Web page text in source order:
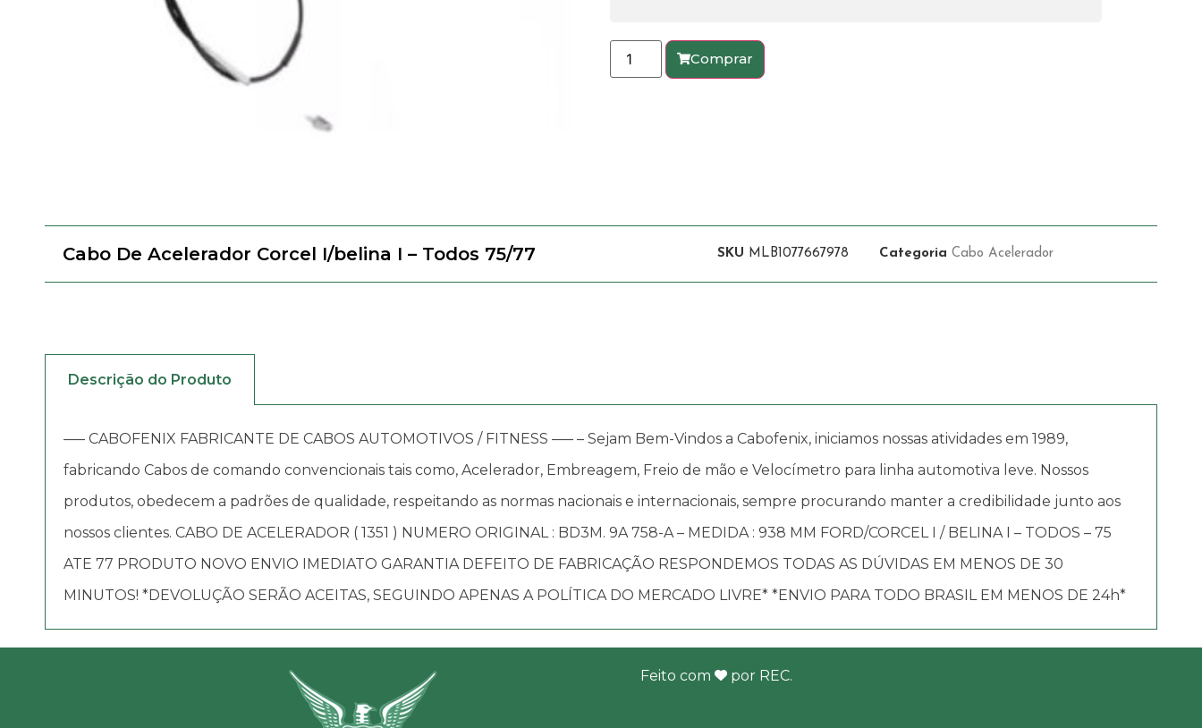
Comprar
Cabo De Acelerador Corcel I/belina I – Todos 75/77 SKU MLB1077667978 Categoria Cabo Acelerador
Descrição do Produto
—– CABOFENIX FABRICANTE DE CABOS AUTOMOTIVOS / FITNESS —– – Sejam Bem-Vindos a Cabofenix, iniciamos nossas atividades em 1989,
fabricando Cabos de comando convencionais tais como, Acelerador, Embreagem, Freio de mão e Velocímetro para linha automotiva leve. Nossos
produtos, obedecem a padrões de qualidade, respeitando as normas nacionais e internacionais, sempre procurando manter a credibilidade junto aos
nossos clientes. CABO DE ACELERADOR ( 1351 ) NUMERO ORIGINAL : BD3M. 9A 758-A – MEDIDA : 938 MM FORD/CORCEL I / BELINA I – TODOS – 75
ATE 77 PRODUTO NOVO ENVIO IMEDIATO GARANTIA DEFEITO DE FABRICAÇÃO RESPONDEMOS TODAS AS DÚVIDAS EM MENOS DE 30
MINUTOS! *DEVOLUÇÃO SERÃO ACEITAS, SEGUINDO APENAS A POLÍTICA DO MERCADO LIVRE* *ENVIO PARA TODO BRASIL EM MENOS DE 24h*
Feito com por REC.